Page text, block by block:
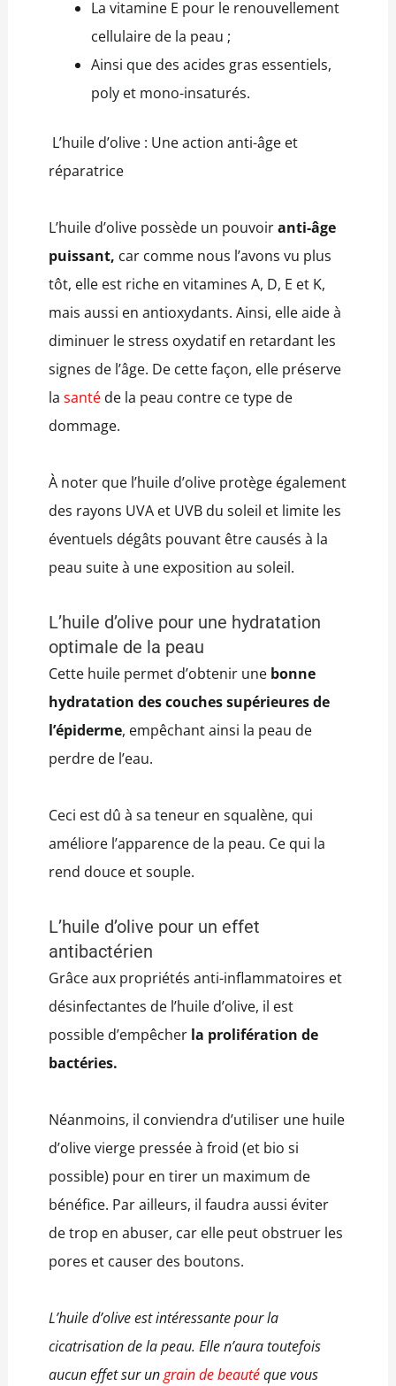
La vitamine E pour le renouvellement
cellulaire de la peau ;
Ainsi que des acides gras essentiels,
poly et mono-insaturés.
L’huile d’olive : Une action anti-âge et
réparatrice
L’huile d’olive possède un pouvoiranti-âge
puissant, car comme nous l’avons vu plus
tôt, elle est riche en vitamines A, D, E et K,
mais aussi en antioxydants. Ainsi, elle aide à
diminuer le stress oxydatif en retardant les
signes de l’âge. De cette façon, elle préserve
la santéde la peau contre ce type de
dommage.
À noter que l’huile d’olive protège également
des rayons UVA et UVB du soleil et limite les
éventuels dégâts pouvant être causés à la
peau suite à une exposition au soleil.
L’huile d’olive pour une hydratation
optimale de la peau
Cette huile permet d’obtenir une bonne
hydratation des couches supérieures de
l’épiderme, empêchant ainsi la peau de
perdre de l’eau.
Ceci est dû à sa teneur en squalène, qui
améliore l’apparence de la peau. Ce qui la
rend douce et souple.
L’huile d’olive pour un effet
antibactérien
Grâce aux propriétés anti-inflammatoires et
désinfectantes de l’huile d’olive, il est
possible d’empêcher la prolifération de
bactéries.
Néanmoins, il conviendra d’utiliser une huile
d’olive vierge pressée à froid (et bio si
possible) pour en tirer un maximum de
bénéfice. Par ailleurs, il faudra aussi éviter
de trop en abuser, car elle peut obstruer les
pores et causer des boutons.
L’huile d’olive est intéressante pour la
cicatrisation de la peau. Elle n’aura toutefois
aucun effet sur ungrain de beautéque vous